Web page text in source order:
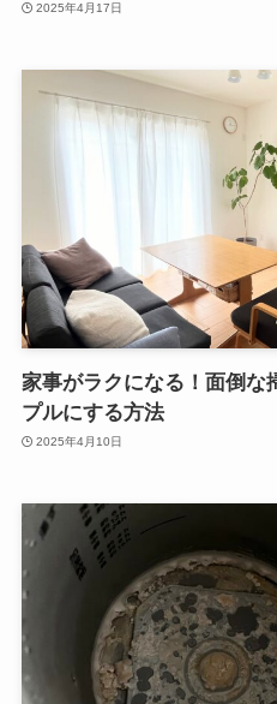
2025年4月17日
家事がラクになる！面倒な
プルにする方法
2025年4月10日